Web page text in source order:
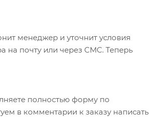
менеджер и уточнит условия
на почту или через СМС. Теперь
полностью форму по
в комментарии к заказу написать